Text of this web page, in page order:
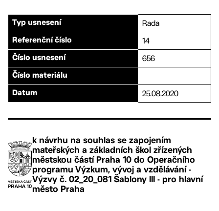
Typ usnesení Rada
Referenční číslo 14
Číslo usnesení 656
Číslo materiálu
Datum 25.08.2020
k návrhu na souhlas se zapojením
mateřských a základních škol zřízených
městskou částí Praha 10 do Operačního
programu Výzkum, vývoj a vzdělávání -
Výzvy č. 02_20_081 Šablony III - pro hlavní
město Praha